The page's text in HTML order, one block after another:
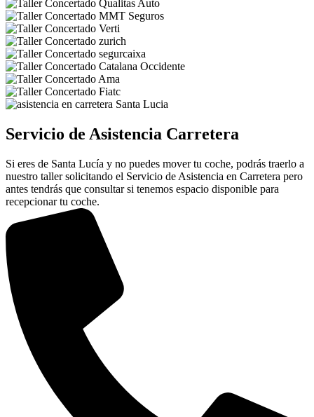
Servicio de Asistencia Carretera
Si eres de Santa Lucía y no puedes mover tu coche, podrás traerlo a
nuestro taller solicitando el Servicio de Asistencia en Carretera pero
antes tendrás que consultar si tenemos espacio disponible para
recepcionar tu coche.